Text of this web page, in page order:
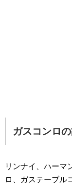
ガスコンロ
リンナイ、ハーマ
ロ、ガステーブル